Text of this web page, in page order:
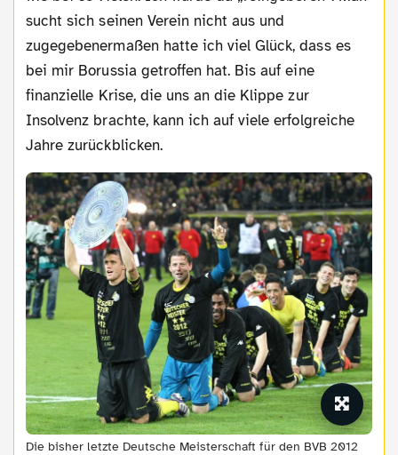
sucht sich seinen Verein nicht aus und
zugegebenermaßen hatte ich viel Glück, dass es
bei mir Borussia getroffen hat. Bis auf eine
finanzielle Krise, die uns an die Klippe zur
Insolvenz brachte, kann ich auf viele erfolgreiche
Jahre zurückblicken.
Die bisher letzte Deutsche Meisterschaft für den BVB 2012